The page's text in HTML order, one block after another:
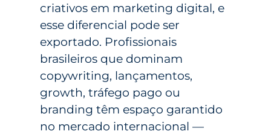
criativos em marketing digital, e
esse diferencial pode ser
exportado. Profissionais
brasileiros que dominam
copywriting, lançamentos,
growth, tráfego pago ou
branding têm espaço garantido
no mercado internacional —